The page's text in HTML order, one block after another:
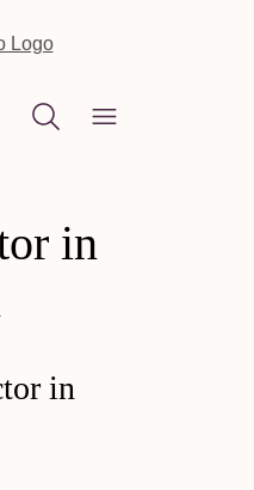
items
cart contains 0 items.
in
in